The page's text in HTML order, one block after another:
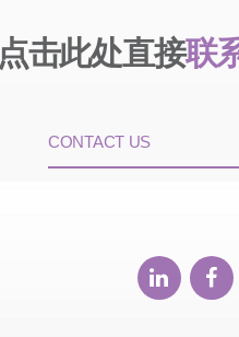
点击此处直接联
CONTACT US